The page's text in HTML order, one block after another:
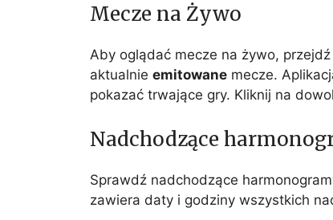
Mecze na Żywo
Aby oglądać mecze na żywo,
aktualnie emitowane mecze.
pokazać trwające gry. Kliknij na
Nadchodzące
Sprawdź nadchodzące
zawiera daty i godziny wszystkich